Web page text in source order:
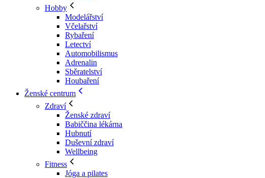
Hobby
Modelářství
Včelařství
Rybaření
Letectví
Automobilismus
Adrenalin
Sběratelství
Houbaření
Ženské centrum
Zdraví
Ženské zdraví
Babiččina lékárna
Hubnutí
Duševní zdraví
Wellbeing
Fitness
Jóga a pilates